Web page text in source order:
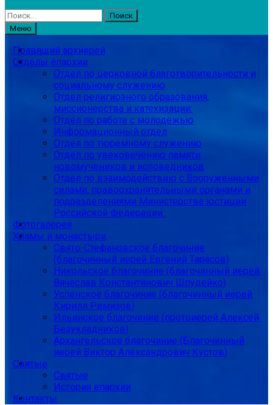
Найти:
Меню
Правящий архиерей
Отделы епархии
Отдел по церковной благотворительности и
социальному служению
Отдел религиозного образования,
миссионерства и катехизации:
Отдел по работе с молодежью
Информационный отдел
Отдел по тюремному служению
Отдел по увековечению памяти
новомучеников и исповедников
Отдел по взаимодействию с Вооруженными
силами, правоохранительными органами и
подразделениями Министерства юстиции
Российской Федерации:
Фотогалерея
Храмы и монастыри
Свято-Стефановское благочиние
(благочинный иерей Евгений Тарасов)
Никольское благочиние (благочинный иерей
Вячеслав Константинович Шпудейко)
Успенское благочиние (благочинный иерей
Кирилл Ремизов)
Ильинское благочиние (протоиерей Алексей
Безукладников)
Архангельское благочиние (Благочинный
иерей Виктор Александрович Кустов)
Святые
Святые
История епархии
Контакты